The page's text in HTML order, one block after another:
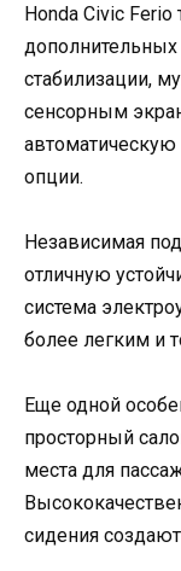
Honda Civic
стабилизации,
сенсорным
опции.
Независимая
отличную
система
более легким и
Еще одной
просторный
места для
сидения